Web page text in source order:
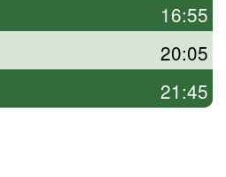
16:55
20:05
21:45